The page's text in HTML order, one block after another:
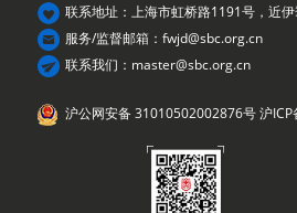
联系地址：上海市虹桥路1191号，近
服务/监督邮箱：fwjd@sbc.org.cn
联系我们：master@sbc.org.cn
沪公网安备 31010502002876号 沪